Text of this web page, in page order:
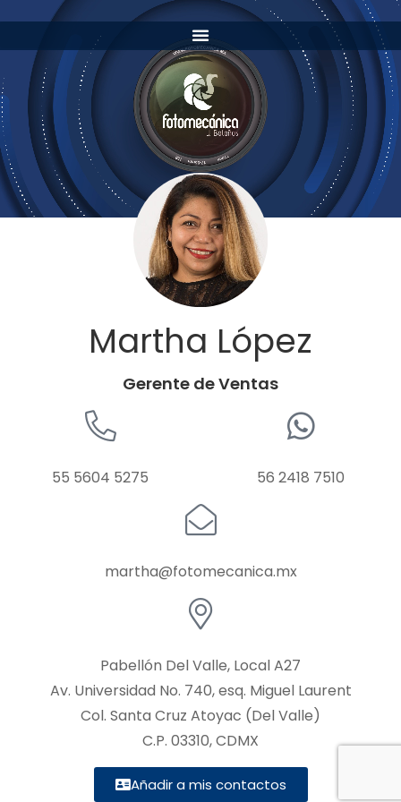
Martha López
Gerente de Ventas
55 5604 5275 56 2418 7510
martha@fotomecanica.mx
Pabellón Del Valle, Local A27
Av. Universidad No. 740, esq. Miguel Laurent
Col. Santa Cruz Atoyac (Del Valle)
C.P. 03310, CDMX
Añadir a mis contactos